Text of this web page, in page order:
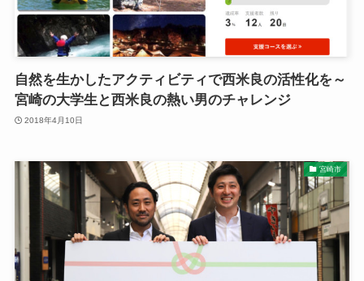
自然を生かしたアクティビティで西米良の活性化を～
宮崎の大学生と西米良の熱い男のチャレンジ
2018年4月10日
宮崎市